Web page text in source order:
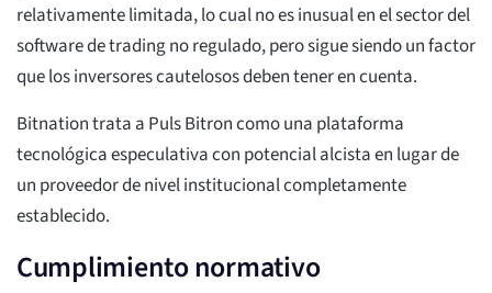
relativamente limitada, lo cual no es inusual en el sector del
software de trading no regulado, pero sigue siendo un factor
que los inversores cautelosos deben tener en cuenta.
Bitnation trata a Puls Bitron como una plataforma
tecnológica especulativa con potencial alcista en lugar de
un proveedor de nivel institucional completamente
establecido.
Cumplimiento normativo